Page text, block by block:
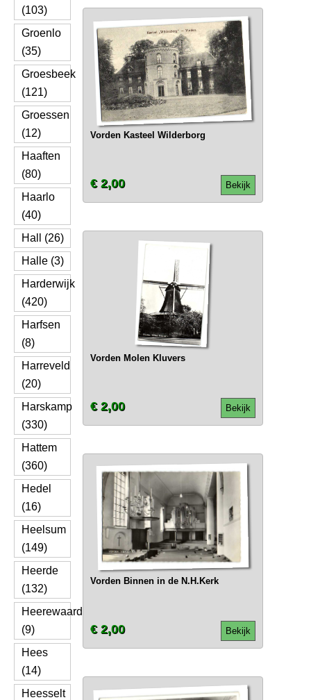
(103)
Groenlo
(35)
Groesbeek
(121)
Groessen
(12)
Haaften
(80)
Haarlo
(40)
Hall (26)
Halle (3)
Harderwijk
(420)
Harfsen
(8)
Harreveld
(20)
Harskamp
(330)
Hattem
(360)
Hedel
(16)
Heelsum
(149)
Heerde
(132)
Heerewaarden
(9)
Hees
(14)
Heesselt
Vorden Kasteel Wilderborg
Bekijk
€ 2,00
Vorden Molen Kluvers
Bekijk
€ 2,00
Vorden Binnen in de N.H.Kerk
Bekijk
€ 2,00